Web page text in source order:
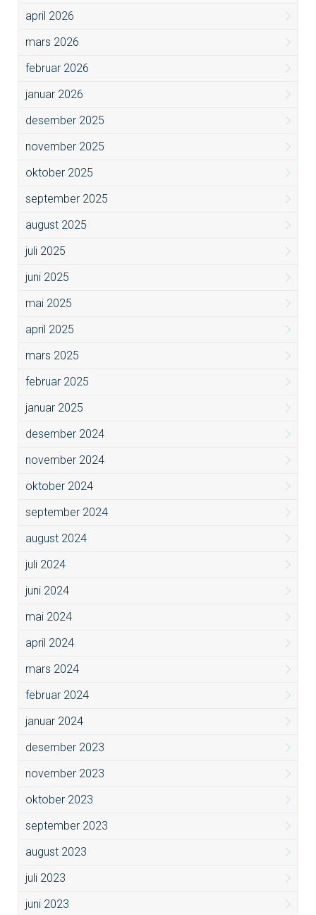
april 2026
mars 2026
februar 2026
januar 2026
desember 2025
november 2025
oktober 2025
september 2025
august 2025
juli 2025
juni 2025
mai 2025
april 2025
mars 2025
februar 2025
januar 2025
desember 2024
november 2024
oktober 2024
september 2024
august 2024
juli 2024
juni 2024
mai 2024
april 2024
mars 2024
februar 2024
januar 2024
desember 2023
november 2023
oktober 2023
september 2023
august 2023
juli 2023
juni 2023